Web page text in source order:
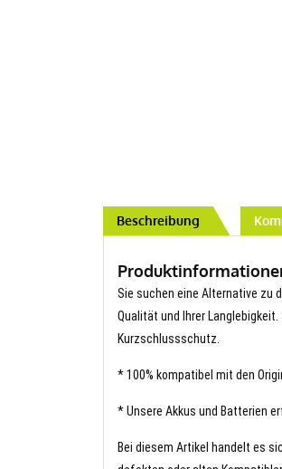
Beschreibung
Sie suchen eine Alternative zu
Qualität und Ihrer
Kurzschlussschutz.
* 100% kompatibel mit den
* Unsere Akkus und Batterien
Bei diesem Artikel handelt es